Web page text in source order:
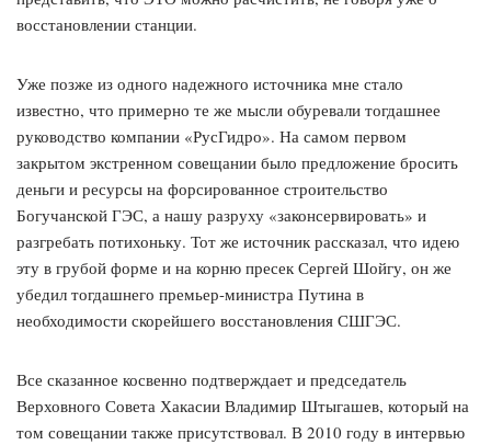
восстановлении станции.
Уже позже из одного надежного источника мне стало
известно, что примерно те же мысли обуревали тогдашнее
руководство компании «РусГидро». На самом первом
закрытом экстренном совещании было предложение бросить
деньги и ресурсы на форсированное строительство
Богучанской ГЭС, а нашу разруху «законсервировать» и
разгребать потихоньку. Тот же источник рассказал, что идею
эту в грубой форме и на корню пресек Сергей Шойгу, он же
убедил тогдашнего премьер-министра Путина в
необходимости скорейшего восстановления СШГЭС.
Все сказанное косвенно подтверждает и председатель
Верховного Совета Хакасии Владимир Штыгашев, который на
том совещании также присутствовал. В 2010 году в интервью